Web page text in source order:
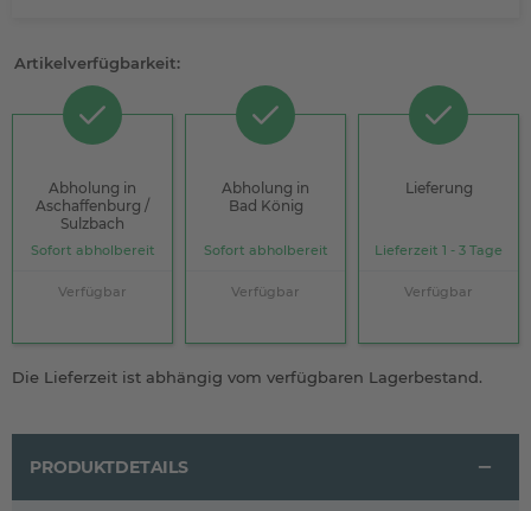
Artikelverfügbarkeit:
Abholung in
Aschaffenburg /
Sulzbach
Sofort abholbereit
Verfügbar
Abholung in
Bad König
Sofort abholbereit
Verfügbar
Lieferung
Lieferzeit 1 - 3 Tage
Verfügbar
Die Lieferzeit ist abhängig vom verfügbaren Lagerbestand.
PRODUKTDETAILS